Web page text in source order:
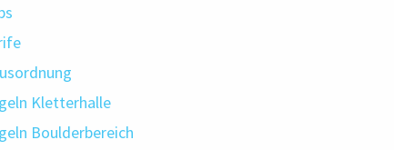
Kletterhalle
Boulderbereich